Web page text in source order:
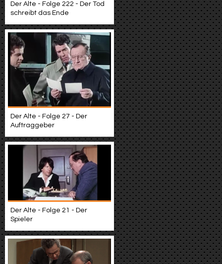
Der Alte - Folge 222 - Der Tod
schreibt das Ende
Der Alte - Folge 27 - Der
Auftraggeber
Der Alte - Folge 21 - Der
Spieler